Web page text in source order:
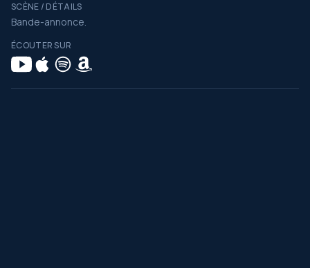
SCÈNE / DÉTAILS
Bande-annonce.
ÉCOUTER SUR